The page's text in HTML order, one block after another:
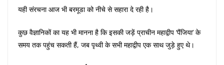
यही संरचना आज भी बरमूडा को नीचे से सहारा दे रही है।
कुछ वैज्ञानिकों का यह भी मानना है कि इसकी जड़ें प्राचीन महाद्वीप ‘पैंजिया’ के
समय तक पहुंच सकती हैं, जब पृथ्वी के सभी महाद्वीप एक साथ जुड़े हुए थे।